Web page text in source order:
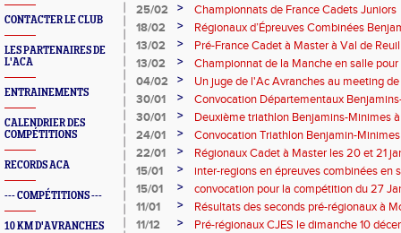
CONTACTER LE CLUB
LES PARTENAIRES DE
L'ACA
ENTRAINEMENTS
CALENDRIER DES
COMPÉTITIONS
RECORDS ACA
--- COMPÉTITIONS ---
10 KM D'AVRANCHES
25/02
>
Championnats de France Cadets Juniors
18/02
>
Régionaux d’Épreuves Combinées
dimanche 18 février 2018
13/02 >
Pré-France Cadet à Master à Val de Reuil
13/02
>
Championnat de la Manche en salle
minimes à Mondeville dimanche 11
04/02 >
Un juge de l'Ac Avranches au meeting
30/01
>
Convocation Départementaux
Mondeville
30/01 >
Deuxième triathlon Benjamins-Minimes
2018
24/01 >
Convocation Triathlon Benjamin-
2018
22/01 >
Régionaux Cadet à Master les 20 et 21
15/01
>
inter-regions en épreuves combinées en
15/01
>
convocation pour la compétition du 27
11/01
>
Résultats des seconds pré-régionaux à
11/12
>
Pré-régionaux CJES le dimanche 10